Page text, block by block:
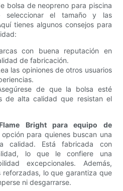
bolsa de neopreno para piscina
seleccionar el tamaño y las
tienes algunos consejos para
con buena reputación en
de fabricación.
las opiniones de otros usuarios
de que la bolsa esté
de alta calidad que resistan el
Bright para equipo de
para quienes buscan una
calidad. Está fabricada con
lo que le confiere una
excepcionales. Además,
lo que garantiza que
ni desgarrarse.